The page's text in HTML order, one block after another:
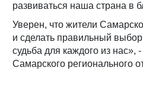
развиваться наша страна в
Уверен, что жители
и сделать правильный
судьба для каждого из нас»,
Самарского